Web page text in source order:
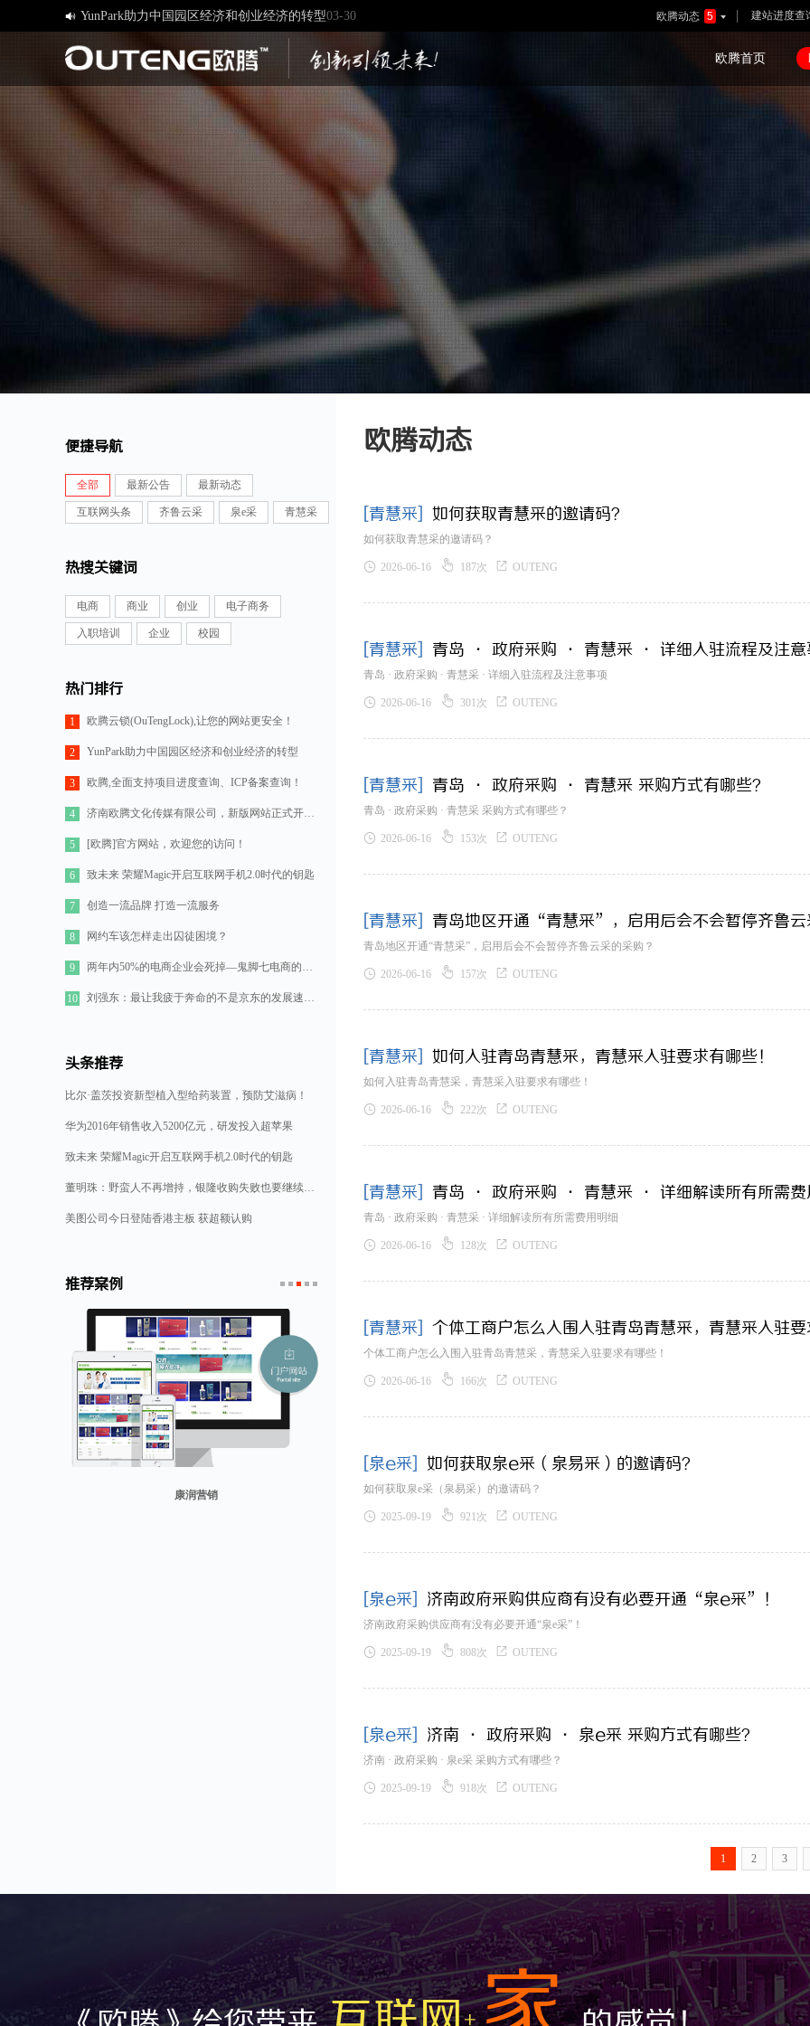
 YunPark助力中国园区经济和创业经济的转型03-30
[欧腾]官方网站，欢迎您的访问！03-17
03-12
创造一流品牌 打造一流服务01-09
建站进度查
欧腾动态 5 
欧腾首页
便捷导航
全部 最新公告 最新动态
互联网头条 齐鲁云采 泉e采 青慧采
热搜关键词
电商 商业 创业 电子商务
入职培训 企业 校园
热门排行
1 欧腾云锁(OuTengLock),让您的网站更安全！
2 YunPark助力中国园区经济和创业经济的转型
3 欧腾,全面支持项目进度查询、ICP备案查询！
4 济南欧腾文化传媒有限公司，新版网站正式开通！
5 [欧腾]官方网站，欢迎您的访问！
6 致未来 荣耀Magic开启互联网手机2.0时代的钥匙
7 创造一流品牌 打造一流服务
8 网约车该怎样走出囚徒困境？
9 两年内50%的电商企业会死掉—鬼脚七电商的七点思考
10 刘强东：最让我疲于奔命的不是京东的发展速度，而是如何管理好11万人的队伍
头条推荐
比尔·盖茨投资新型植入型给药装置，预防艾滋病！
华为2016年销售收入5200亿元，研发投入超苹果
致未来 荣耀Magic开启互联网手机2.0时代的钥匙
董明珠：野蛮人不再增持，银隆收购失败也要继续造格力汽车
美图公司今日登陆香港主板 获超额认购
推荐案例
康润营销
1 2
欧腾动态
[青慧采] 如何获取青慧采的邀请码？
如何获取青慧采的邀请码？
 2026-06-16  187次  OUTENG
[青慧采] 青岛 · 政府采购 · 青慧采 · 详细入驻流程及注意
青岛 · 政府采购 · 青慧采 · 详细入驻流程及注意事项
 2026-06-16  301次  OUTENG
[青慧采] 青岛 · 政府采购 · 青慧采 采购方式有哪些？
青岛 · 政府采购 · 青慧采 采购方式有哪些？
 2026-06-16  153次  OUTENG
[青慧采] 青岛地区开通“青慧采”，启用后会不会暂停齐鲁云
青岛地区开通“青慧采”，启用后会不会暂停齐鲁云采的采购？
 2026-06-16  157次  OUTENG
[青慧采] 如何入驻青岛青慧采，青慧采入驻要求有哪些！
如何入驻青岛青慧采，青慧采入驻要求有哪些！
 2026-06-16  222次  OUTENG
[青慧采] 青岛 · 政府采购 · 青慧采 · 详细解读所有所需费
青岛 · 政府采购 · 青慧采 · 详细解读所有所需费用明细
 2026-06-16  128次  OUTENG
[青慧采] 个体工商户怎么入围入驻青岛青慧采，青慧采入驻要
个体工商户怎么入围入驻青岛青慧采，青慧采入驻要求有哪些！
 2026-06-16  166次  OUTENG
[泉e采] 如何获取泉e采（泉易采）的邀请码？
如何获取泉e采（泉易采）的邀请码？
 2025-09-19  921次  OUTENG
[泉e采] 济南政府采购供应商有没有必要开通“泉e采”！
济南政府采购供应商有没有必要开通“泉e采”！
 2025-09-19  808次  OUTENG
[泉e采] 济南 · 政府采购 · 泉e采 采购方式有哪些？
济南 · 政府采购 · 泉e采 采购方式有哪些？
 2025-09-19  918次  OUTENG
1 2 3
+